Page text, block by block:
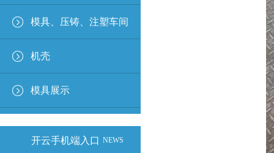
模具、压铸、注塑车间
机壳
模具展示
开云手机端入口 NEWS